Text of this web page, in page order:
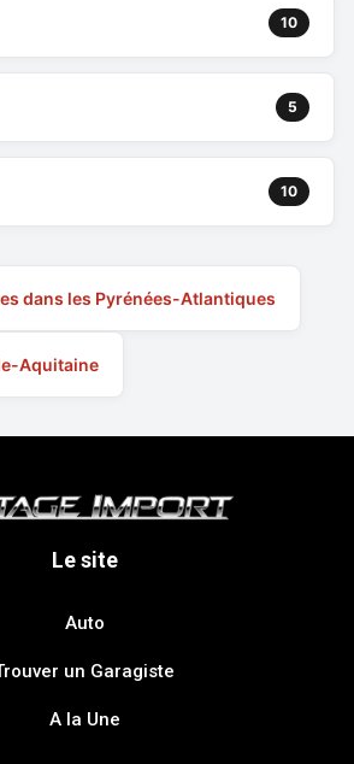
10
5
10
dans les Pyrénées-Atlantiques
Aquitaine
Le site
Auto
un Garagiste
A la Une